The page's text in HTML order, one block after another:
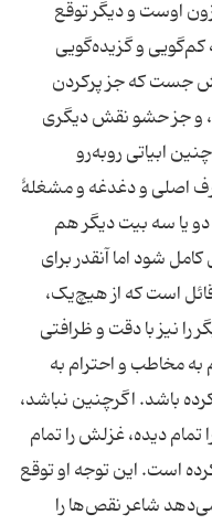
اوست و دیگر توقع
و گزیده‌گویی
جست که جز پرکردن
و جز حشو نقش دیگری
ابیاتی روبه‌رو
اصلی و دغدغه و مشغلۀ
دو یا سه بیت دیگر هم
شود اما آنقدر برای
است که از هیچ‌یک،
را نیز با دقت و ظرافتی
مخاطب و احترام به
باشد. اگرچنین نباشد،
دیده، غزلش را تمام
است. این توجه او توقع
شاعر نقص‌ها را